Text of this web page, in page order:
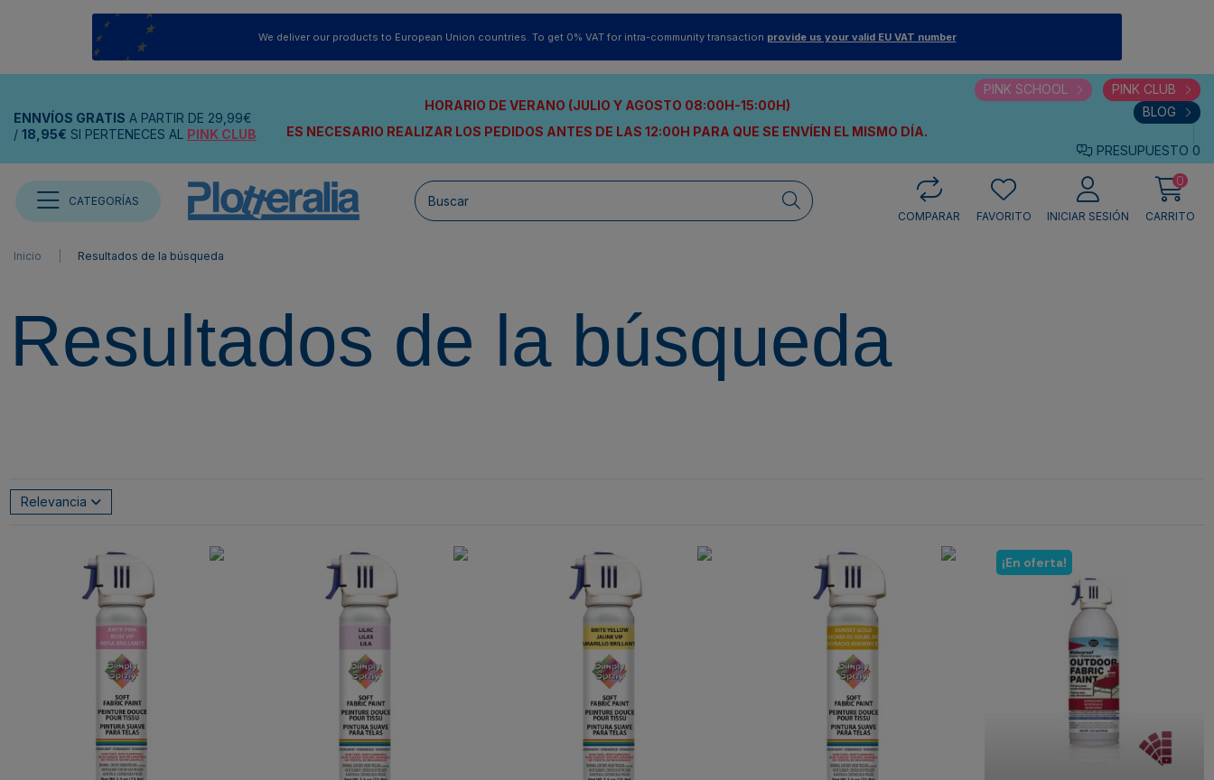
We deliver our products to European Union countries. To get 0% VAT for intra-community transaction provide us your valid EU VAT number
ENNVÍOS GRATIS A PARTIR DE 29,99€
/ 18,95€ SI PERTENECES AL PINK CLUB
HORARIO DE VERANO (JULIO Y AGOSTO 08:00H-15:00H)
ES NECESARIO REALIZAR LOS PEDIDOS ANTES DE LAS 12:00H PARA QUE SE ENVÍEN EL MISMO DÍA.
PINK SCHOOL
PINK CLUB
BLOG
PRESUPUESTO 0
CATEGORÍAS
COMPARAR
FAVORITO INICIAR SESIÓN
0
CARRITO
Inicio Resultados de la búsqueda
Resultados de la búsqueda
Relevancia
¡En oferta!